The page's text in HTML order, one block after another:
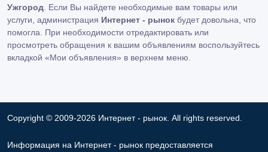
Ужгород . Если Вы найдете необходимые вам товары или
услуги, администрация Интернет - рынок будет довольна, что
помогла. При необходимости отредактировать или
просмотреть обращения к вашим объявлениям воспользуйтесь
вкладкой «Мои объявления» в верхнем меню.
Copyright © 2009-2026 Интернет - рынок. All rights reserved.
Информация на Интернет - рынок предоставляется